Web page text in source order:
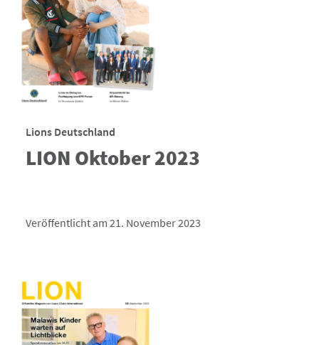
Lions Deutschland
LION Oktober 2023
Veröffentlicht am 21. November 2023